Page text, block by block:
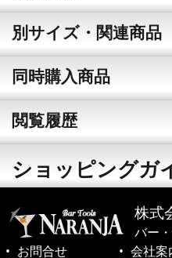
別サイズ・関連商品
同時購入商品
閲覧履歴
ショッピングガ
株式
バー
お問合せ
会社案